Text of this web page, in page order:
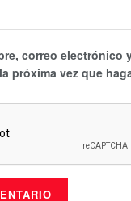
correo electrónico
próxima vez que